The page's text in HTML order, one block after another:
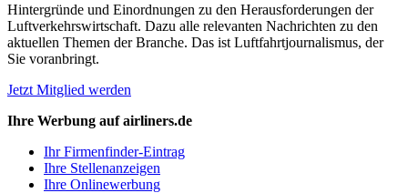
Hintergründe und Einordnungen zu den Herausforderungen der
Luftverkehrswirtschaft. Dazu alle relevanten Nachrichten zu den
aktuellen Themen der Branche. Das ist Luftfahrtjournalismus, der
Sie voranbringt.
Jetzt Mitglied werden
Ihre Werbung auf airliners.de
Ihr Firmenfinder-Eintrag
Ihre Stellenanzeigen
Ihre Onlinewerbung